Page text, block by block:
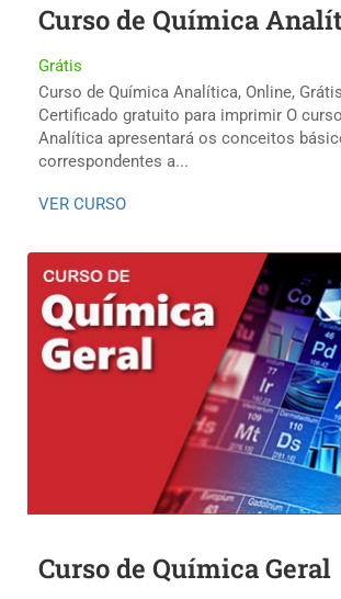
Curso de Química
Grátis
Curso de Química Analítica, Online,
Certificado gratuito para imprimir O
Analítica apresentará os conceitos
correspondentes a...
VER CURSO
Curso de Química Geral